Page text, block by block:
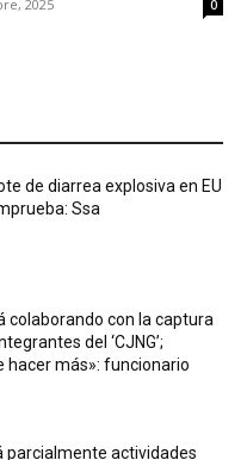
2025 0
de diarrea explosiva en EU
Ssa
colaborando con la captura
del ‘CJNG’;
hacer más»: funcionario
parcialmente actividades